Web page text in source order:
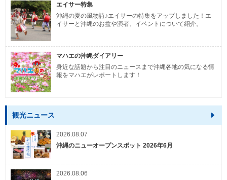
エイサー特集
沖縄の夏の風物詩♪エイサーの特集をアップしました！エ
イサーと沖縄のお盆や演者、イベントについて紹介。
マハエの沖縄ダイアリー
身近な話題から注目のニュースまで沖縄各地の気になる情
報をマハエがレポートします！
観光ニュース
2026.08.07
沖縄のニューオープンスポット 2026年6月
2026.08.06